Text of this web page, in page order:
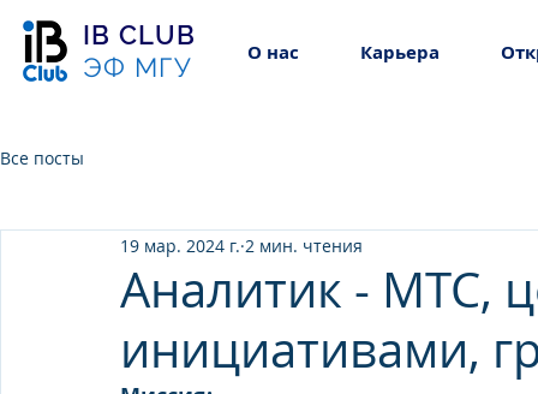
IB CLUB
ЭФ МГУ
О нас Карьера
Все посты
Аналитик - МТС,
инициативами,
19 мар. 2024 г. 2 мин. чтения